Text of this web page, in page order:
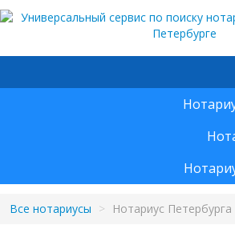
Все нотариусы > Нотариус